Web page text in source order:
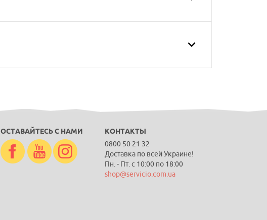
ОСТАВАЙТЕСЬ С НАМИ КОНТАКТЫ
0800 50 21 32
Доставка по всей Украине!
Пн. - Пт. с 10:00 по 18:00
shop@servicio.com.ua